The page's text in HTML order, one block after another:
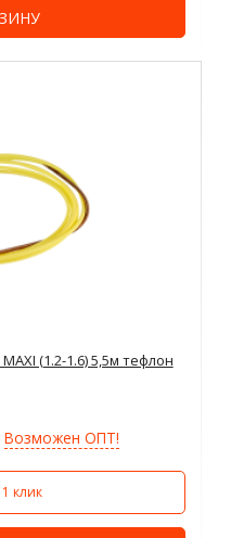
(1.2-1.6) 5,5м тефлон
Возможен ОПТ!
клик